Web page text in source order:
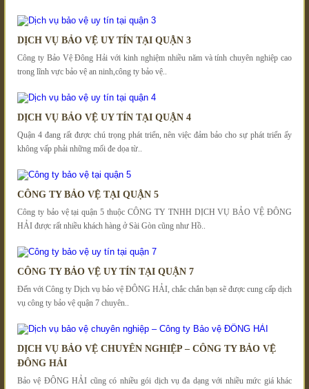
DỊCH VỤ BẢO VỆ UY TÍN TẠI QUẬN 3
Công ty Bảo Vệ Đông Hải với kinh nghiệm nhiều năm và tính chuyên nghiệp cao
trong lĩnh vực bảo vệ an ninh,công ty bảo vệ..
DỊCH VỤ BẢO VỆ UY TÍN TẠI QUẬN 4
Quận 4 đang rất được chú trọng phát triển, nên việc đảm bảo cho sự phát triển ấy
không vấp phải những mối đe dọa từ..
CÔNG TY BẢO VỆ TẠI QUẬN 5
Công ty bảo vệ tại quận 5 thuộc CÔNG TY TNHH DỊCH VỤ BẢO VỆ ĐÔNG
HẢI được rất nhiều khách hàng ở Sài Gòn cũng như Hồ..
CÔNG TY BẢO VỆ UY TÍN TẠI QUẬN 7
Đến với Công ty Dịch vụ bảo vệ ĐÔNG HẢI, chắc chắn bạn sẽ được cung cấp dịch
vụ công ty bảo vệ quận 7 chuyên..
DỊCH VỤ BẢO VỆ CHUYÊN NGHIỆP – CÔNG TY BẢO VỆ
ĐÔNG HẢI
Bảo vệ ĐÔNG HẢI cũng có nhiều gói dịch vụ đa dạng với nhiều mức giá khác